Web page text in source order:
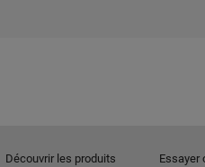
Découvrir les produits Essayer